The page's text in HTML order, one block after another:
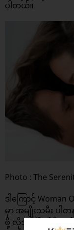
ပါတယ်။
Photo : The
ဒါကြောင့်
မှာ အမျိုးသမီး ပ
ဖို့ လိုအပ်ပြီး မိန်း